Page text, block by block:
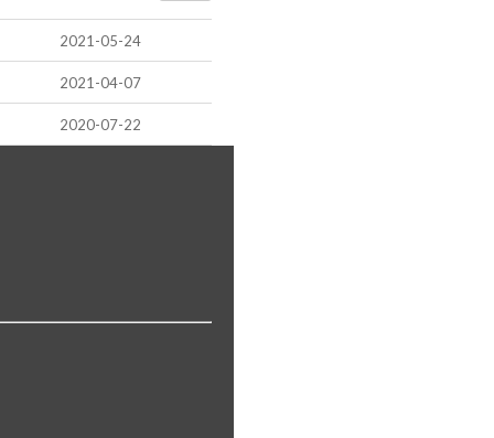
2021-05-24
2021-04-07
2020-07-22